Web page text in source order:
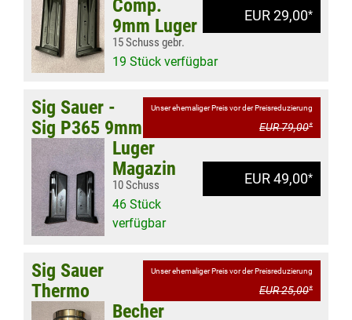
EUR 29,00*
Comp.
9mm Luger
15 Schuss gebr.
19 Stück verfügbar
Unser ehemaliger Preis vor der Preisreduzierung
EUR 79,00*
EUR 49,00*
Sig Sauer -
Sig P365 9mm
Luger
Magazin
10 Schuss
46 Stück
verfügbar
Unser ehemaliger Preis vor der Preisreduzierung
EUR 25,00*
Sig Sauer
Thermo
Becher